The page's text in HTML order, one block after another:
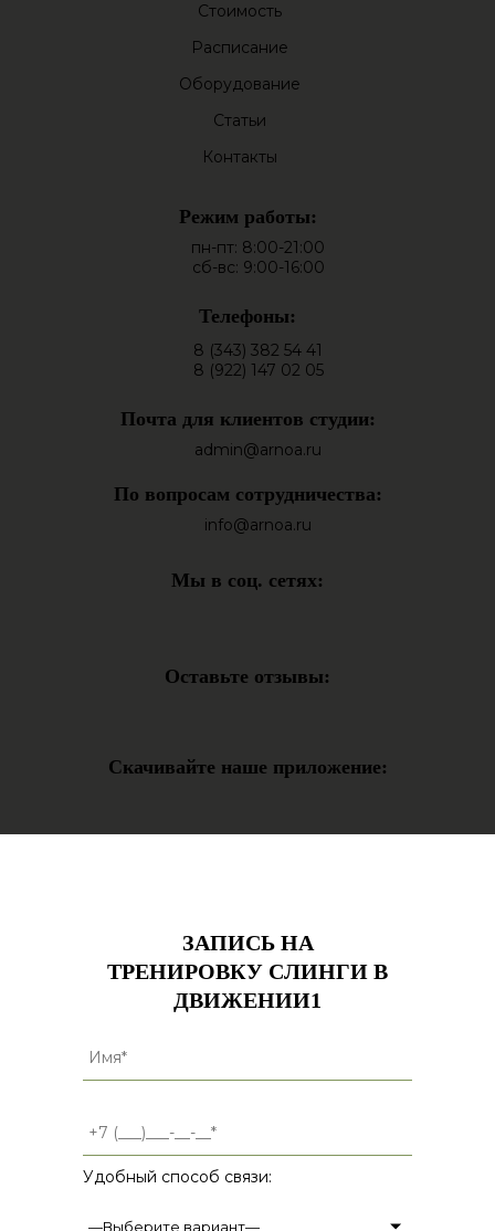
Стоимость
Расписание
Оборудование
Статьи
Контакты
Режим работы:
пн-пт: 8:00-21:00
сб-вс: 9:00-16:00
Телефоны:
8 (343) 382 54 41
8 (922) 147 02 05
Почта для клиентов студии:
admin@arnoa.ru
По вопросам сотрудничества:
info@arnoa.ru
Мы в соц. сетях:
Оставьте отзывы:
Скачивайте наше приложение:
ЗАПИСЬ НА
ТРЕНИРОВКУ СЛИНГИ В
ДВИЖЕНИИ1
Удобный способ связи: